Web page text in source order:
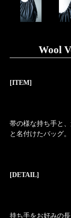
Wool
[ITEM]
帯の様な持ち手と、
と名付けたバッグ。
[DETAIL]
持ち手をお好みの